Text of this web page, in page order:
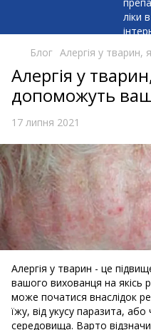
Блог Алергія у
Алергія у
допоможуть
17 липня 2021
Алергія у тварин - це
вашого вихованця на якісь
може початися внаслідок
їжу, від укусу паразита,
середовища. Варто